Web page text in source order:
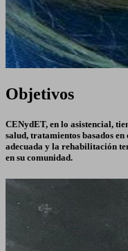
Objetivos
CENydET, en lo asistencial,
salud, tratamientos basados
adecuada y la rehabilitación
en su comunidad.